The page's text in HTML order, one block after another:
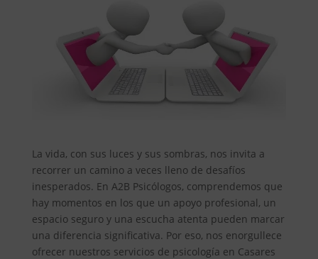
La vida, con sus luces y sus sombras, nos invita a
recorrer un camino a veces lleno de desafíos
inesperados. En A2B Psicólogos, comprendemos que
hay momentos en los que un apoyo profesional, un
espacio seguro y una escucha atenta pueden marcar
una diferencia significativa. Por eso, nos enorgullece
ofrecer nuestros servicios de psicología en Casares